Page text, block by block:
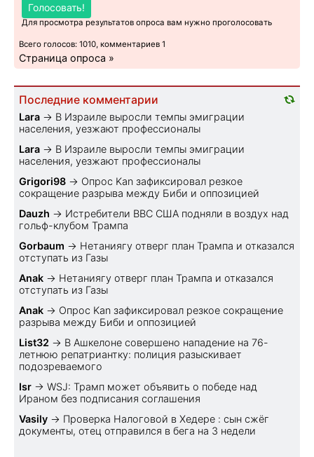
Голосовать!
Для просмотра результатов опроса вам нужно проголосовать
Всего голосов: 1010, комментариев 1
Страница опроса »
Последние комментарии
Lara → В Израиле выросли темпы эмиграции
населения, уезжают профессионалы
Lara → В Израиле выросли темпы эмиграции
населения, уезжают профессионалы
Grigori98 → Опрос Kan зафиксировал резкое
сокращение разрыва между Биби и оппозицией
Dauzh → Истребители ВВС США подняли в воздух над
гольф-клубом Трампа
Gorbaum → Нетаниягу отверг план Трампа и отказался
отступать из Газы
Anak → Нетаниягу отверг план Трампа и отказался
отступать из Газы
Anak → Опрос Kan зафиксировал резкое сокращение
разрыва между Биби и оппозицией
List32 → В Ашкелоне совершено нападение на 76-
летнюю репатриантку: полиция разыскивает
подозреваемого
Isr → WSJ: Трамп может объявить о победе над
Ираном без подписания соглашения
Vasily → Проверка Налоговой в Хедере : сын сжёг
документы, отец отправился в бега на 3 недели